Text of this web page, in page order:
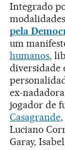
Integrado
pela
um
humanos,
diversidade
ex-nadadora
jogador de
Casagrande
Luciano
Garay,